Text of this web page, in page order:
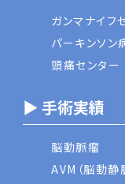
ガンマナイフ
パーキンソン
頭痛センター
▶ 手術実績
脳動脈瘤
AVM（脳動静